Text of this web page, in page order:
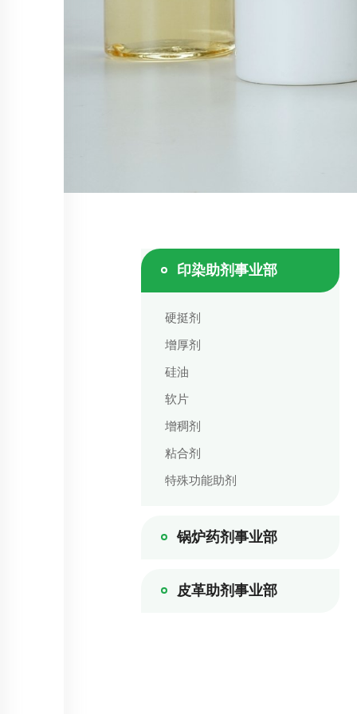
印染助剂事业部
硬挺剂
增厚剂
硅油
软片
增稠剂
粘合剂
特殊功能助剂
锅炉药剂事业部
皮革助剂事业部